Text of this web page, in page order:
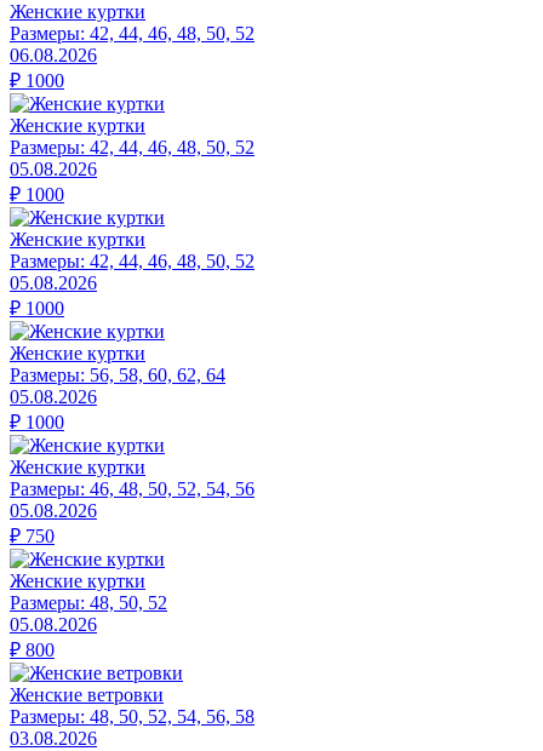
Женские куртки
Размеры: 42, 44, 46, 48, 50, 52
06.08.2026
₽ 1000
Женские куртки
Размеры: 42, 44, 46, 48, 50, 52
05.08.2026
₽ 1000
Женские куртки
Размеры: 42, 44, 46, 48, 50, 52
05.08.2026
₽ 1000
Женские куртки
Размеры: 56, 58, 60, 62, 64
05.08.2026
₽ 1000
Женские куртки
Размеры: 46, 48, 50, 52, 54, 56
05.08.2026
₽ 750
Женские куртки
Размеры: 48, 50, 52
05.08.2026
₽ 800
Женские ветровки
Размеры: 48, 50, 52, 54, 56, 58
03.08.2026